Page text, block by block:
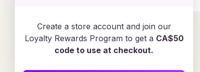
Emploi
Create a store account and join our
Loyalty Rewards Program to get a CA$50
code to use at checkout.